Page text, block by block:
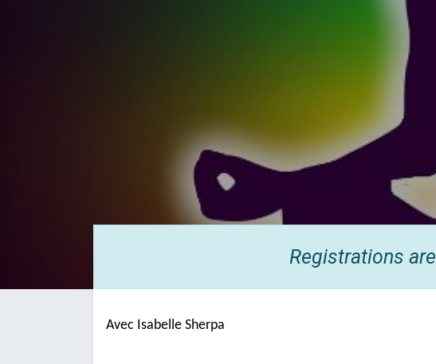
Registrations are
Avec Isabelle Sherpa